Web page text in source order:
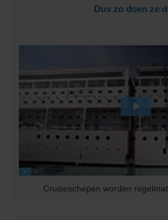
Dus zo doen ze
Cruiseschepen worden